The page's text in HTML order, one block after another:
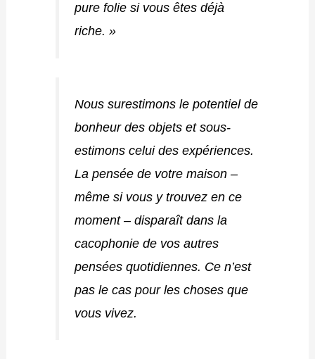
pure folie si vous êtes déjà
riche. »
Nous surestimons le potentiel de
bonheur des objets et sous-
estimons celui des expériences.
La pensée de votre maison –
même si vous y trouvez en ce
moment – disparaît dans la
cacophonie de vos autres
pensées quotidiennes. Ce n’est
pas le cas pour les choses que
vous vivez.